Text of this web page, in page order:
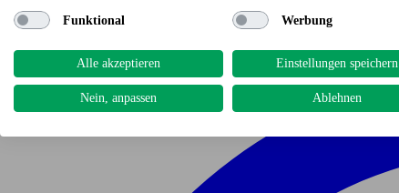
Funktional Werbung
Alle akzeptieren Einstellungen speichern
Nein, anpassen Ablehnen